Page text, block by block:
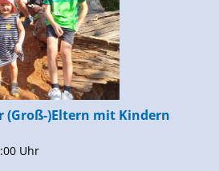
)Eltern mit Kindern
Uhr